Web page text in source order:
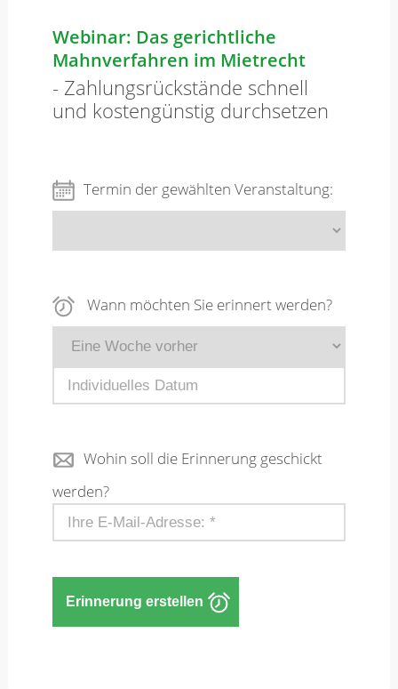
Kontakt
Newsletter
Webinar: Das gerichtliche
Mahnverfahren im Mietrecht
- Zahlungsrückstände schnell
und kostengünstig durchsetzen
Termin der gewählten Veranstaltung:
Wann möchten Sie erinnert werden?
Wohin soll die Erinnerung geschickt
werden?